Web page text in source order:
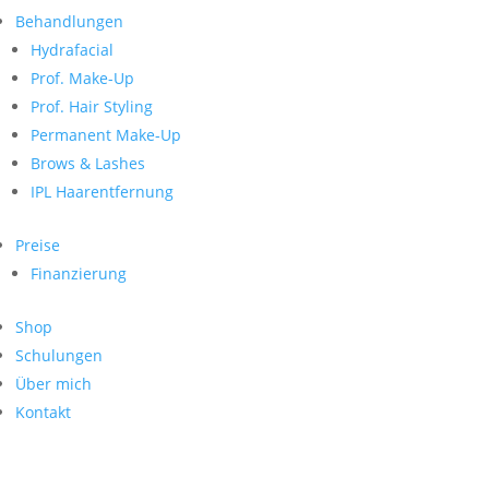
Behandlungen
Hydrafacial
Prof. Make-Up
Prof. Hair Styling
Permanent Make-Up
Brows & Lashes
IPL Haarentfernung
Preise
Finanzierung
Shop
Schulungen
Über mich
Kontakt
nach:
Neueste Kommentare
Archiv
Kategorien
Keine Kategorien
Meta
Anmelden
Feed der Einträge
WordPress.org
Search
nach:
Archive
Kontakt
Impressum
Datenschutz